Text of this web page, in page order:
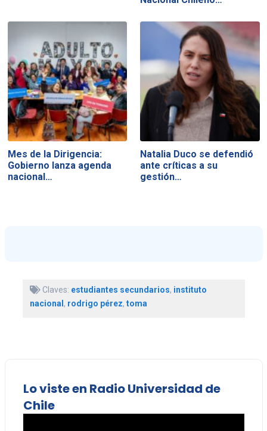
Mes de la Dirigencia:
Gobierno lanza agenda
nacional…
Natalia Duco se defendió
ante críticas a su
gestión…
Claves: estudiantes secundarios, instituto
nacional, rodrigo pérez, toma
Lo viste en Radio Universidad de
Chile